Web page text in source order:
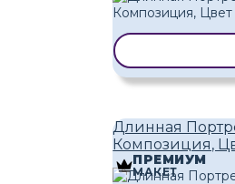
Длинная
Композиция,
ПРЕМИУМ
МАКЕТ